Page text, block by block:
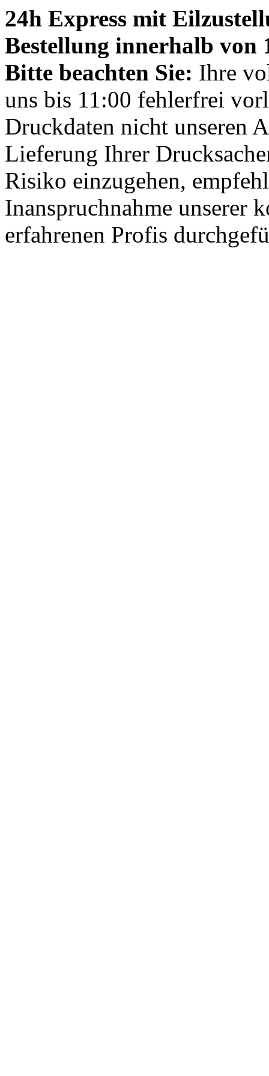
24h Express mit
Bestellung innerhalb
Bitte beachten Sie: Ihre
uns bis 11:00 fehlerfrei
Druckdaten nicht unseren
Lieferung Ihrer
Risiko einzugehen,
Inanspruchnahme unserer
erfahrenen Profis